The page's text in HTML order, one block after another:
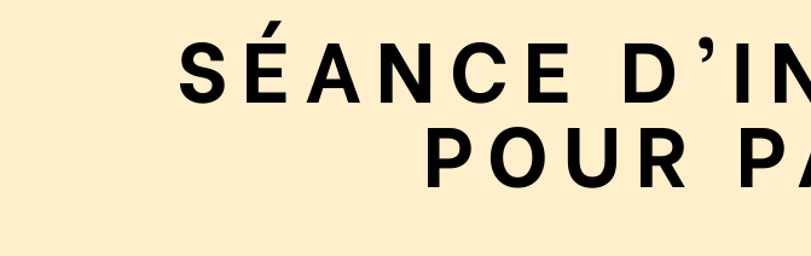
N°7 – Réagir et signaler
N°8 – Protéger sa vie privée
N°9 – Savoir s’accorder une pause
N°10 – Des questions ? Parles-en
SÉANCE
POUR